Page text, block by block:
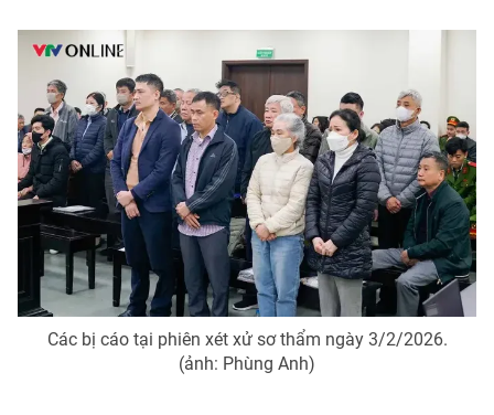
Câu chuyện quốc tế
Thị trường
Góc doanh nghiệp
Dữ liệu và đời sống
Truyền hình
Phim VTV
Hậu trường
Nhân vật
Khán giả
Giải sao mai
Giải trí
Điện ảnh
Âm nhạc
Sao
Đời sống
Du lịch
Làm đẹp
Chất lượng cuộc sống
Giáo dục
Tuyển sinh
Công nghệ
Các bị cáo tại phiên xét xử sơ thẩm ngày 3/2/2026.
(ảnh: Phùng Anh)